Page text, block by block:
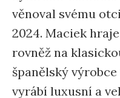
věnoval svému
2024. Maciek
rovněž na
španělský
vyrábí luxusní a